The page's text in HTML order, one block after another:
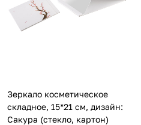
Зеркало косметическое
складное, 15*21 см, дизайн:
Сакура (стекло, картон)